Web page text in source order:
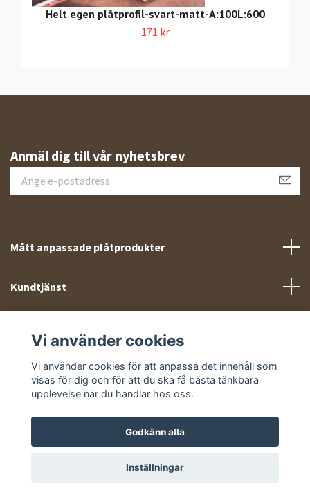
Helt egen plåtprofil-svart-matt-A:100L:600
171 kr
Anmäl dig till vår nyhetsbrev
Mått anpassade plåtprodukter
Kundtjänst
Sociala medier
© 2026 Takprofiler.se
Vi använder cookies
Vi använder cookies för att anpassa det innehåll som
visas för dig och för att du ska få bästa tänkbara
upplevelse när du handlar hos oss.
Godkänn alla
Inställningar